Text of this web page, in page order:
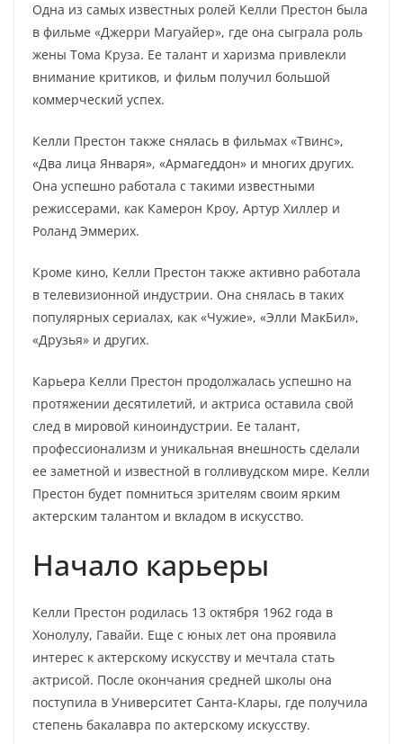
Одна из самых известных ролей Келли Престон была
в фильме «Джерри Магуайер», где она сыграла роль
жены Тома Круза. Ее талант и харизма привлекли
внимание критиков, и фильм получил большой
коммерческий успех.
Келли Престон также снялась в фильмах «Твинс»,
«Два лица Января», «Армагеддон» и многих других.
Она успешно работала с такими известными
режиссерами, как Камерон Кроу, Артур Хиллер и
Роланд Эммерих.
Кроме кино, Келли Престон также активно работала
в телевизионной индустрии. Она снялась в таких
популярных сериалах, как «Чужие», «Элли МакБил»,
«Друзья» и других.
Карьера Келли Престон продолжалась успешно на
протяжении десятилетий, и актриса оставила свой
след в мировой киноиндустрии. Ее талант,
профессионализм и уникальная внешность сделали
ее заметной и известной в голливудском мире. Келли
Престон будет помниться зрителям своим ярким
актерским талантом и вкладом в искусство.
Начало карьеры
Келли Престон родилась 13 октября 1962 года в
Хонолулу, Гавайи. Еще с юных лет она проявила
интерес к актерскому искусству и мечтала стать
актрисой. После окончания средней школы она
поступила в Университет Санта-Клары, где получила
степень бакалавра по актерскому искусству.